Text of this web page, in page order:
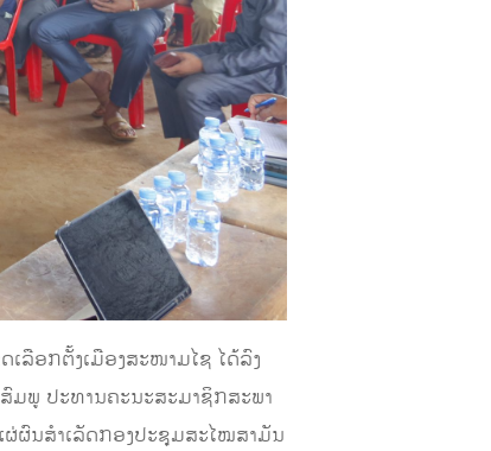
ລືອກຕັ້ງເມືອງສະໜາມໄຊ​ ໄດ້ລົງ
ມພູ ປະທານຄະນະສະມາຊິກສະພາ
ຜົນສຳເລັດກອງປະຊຸມສະໄໝສາມັນ